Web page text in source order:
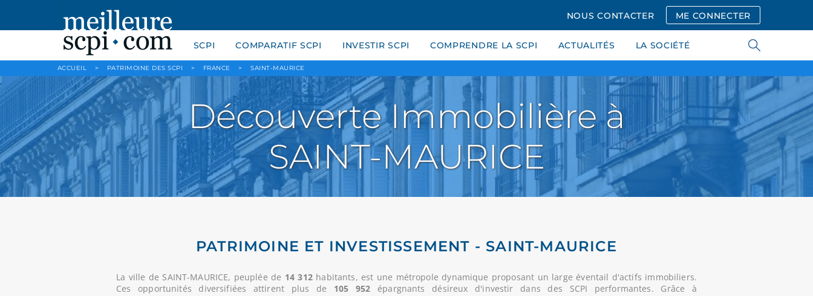
NOUS CONTACTER ME CONNECTER
SCPI COMPARATIF SCPI INVESTIR SCPI COMPRENDRE LA SCPI ACTUALITÉS LA SOCIÉTÉ
ACCUEIL > PATRIMOINE DES SCPI > FRANCE > SAINT-MAURICE
Découverte Immobilière à
SAINT-MAURICE
PATRIMOINE ET INVESTISSEMENT - SAINT-MAURICE
La ville de SAINT-MAURICE, peuplée de 14 312habitants, est une métropole dynamique proposant un large éventail d'actifs immobiliers.
Ces opportunités diversifiées attirent plus de 105 952 épargnants désireux d'investir dans des SCPI performantes. Grâce à